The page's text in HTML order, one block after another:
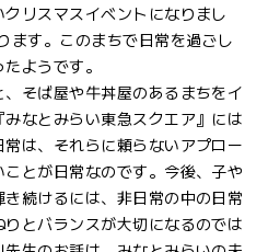
リスマスイベントになりまし
ます。このまちで日常を過ごし
ようです。
、そば屋や牛丼屋のあるまちをイ
なとみらい東急スクエア』には
は、それらに頼らないアプロー
とが日常なのです。今後、子や
続けるには、非日常の中の日常
とバランスが大切になるのでは